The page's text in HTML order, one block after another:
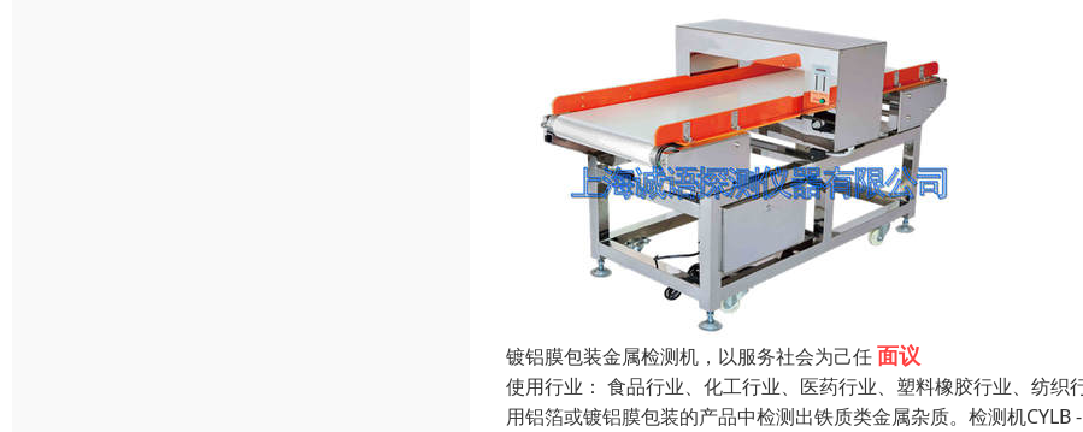
镀铝膜包装金属检测机，以服务社会为己任面议
使用行业： 食品行业、化工行业、医药行业、塑料橡胶行业、纺
用铝箔或镀铝膜包装的产品中检测出铁质类金属杂质。检测机